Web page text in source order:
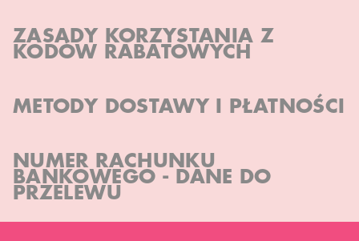
ZASADY KORZYSTANIA Z
KODÓW RABATOWYCH
METODY DOSTAWY I PŁATNOŚCI
NUMER RACHUNKU
BANKOWEGO - DANE DO
PRZELEWU